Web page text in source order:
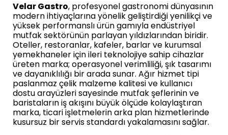
Velar Gastro, profesyonel gastronomi dünyasının
modern ihtiyaçlarına yönelik geliştirdiği yenilikçi ve
yüksek performanslı ürün gamıyla endüstriyel
mutfak sektörünün parlayan yıldızlarından biridir.
Oteller, restoranlar, kafeler, barlar ve kurumsal
yemekhaneler için ileri teknolojiye sahip cihazlar
üreten marka; operasyonel verimliliği, şık tasarımı
ve dayanıklılığı bir arada sunar. Ağır hizmet tipi
paslanmaz çelik malzeme kalitesi ve kullanıcı
dostu arayüzleri sayesinde mutfak şeflerinin ve
baristaların iş akışını büyük ölçüde kolaylaştıran
marka, ticari işletmelerin arka plan hizmetlerinde
kusursuz bir servis standardı yakalamasını sağlar.